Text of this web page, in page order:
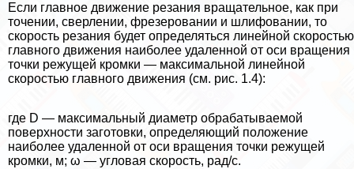
Если главное движение резания вращательное, как при
точении, сверлении, фрезеровании и шлифовании, то
скорость резания будет определяться линейной скоростью
главного движения наиболее удаленной от оси вращения
точки режущей кромки — максимальной линейной
скоростью главного движения (см. рис. 1.4):
где D — максимальный диаметр обpaбатываемой
поверхности заготовки, определяющий положение
наиболее удаленной от оси вращения точки режущей
кромки, м; ω — угловая скорость, рад/с.